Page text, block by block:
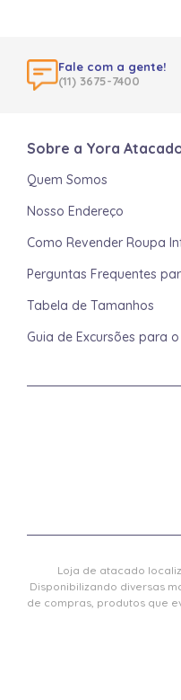
Fale com a gente!
(11) 3675-7400
Sobre a Yora
Quem Somos
Nosso Endereço
Como Revender Roupa
Perguntas Frequentes
Tabela de Tamanhos
Guia de Excursões para
Loja de atacado
Disponibilizando diversas
de compras, produtos que